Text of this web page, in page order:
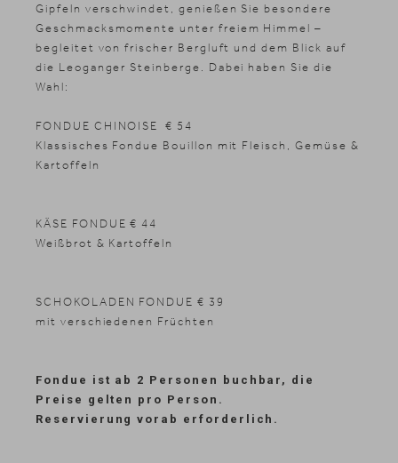
Gipfeln verschwindet, genießen Sie besondere
Geschmacksmomente unter freiem Himmel –
begleitet von frischer Bergluft und dem Blick auf
die Leoganger Steinberge. Dabei haben Sie die
Wahl:
FONDUE CHINOISE € 54
Klassisches Fondue Bouillon mit Fleisch, Gemüse &
Kartoffeln
KÄSE FONDUE € 44
Weißbrot & Kartoffeln
SCHOKOLADEN FONDUE € 39
mit verschiedenen Früchten
Fondue ist ab 2 Personen buchbar, die
Preise gelten pro Person.
Reservierung vorab erforderlich.